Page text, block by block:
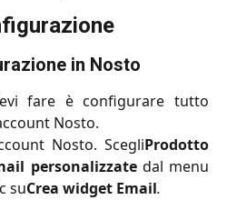
in Nosto
fare è configurare tutto
Nosto.
Nosto. ScegliProdotto
personalizzatedal menu
suCrea widget Email.